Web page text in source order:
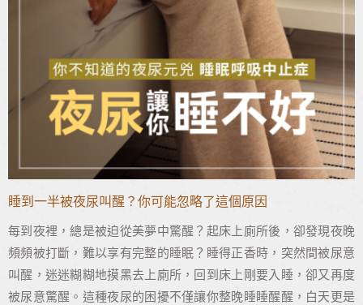
睡到一半被夜尿叫醒？你可能忽略了這個原因
每到夜裡，總是被迫從美夢中驚醒？起床上廁所後，卻發現夜晚
頻頻被打斷，難以享有完整的睡眠？睡得正香時，突然間被尿意
叫醒，迷迷糊糊地摸黑去上廁所，回到床上剛要入睡，卻又再度
被尿意驚醒。這種夜尿的困擾不僅讓你整晚睡睡醒醒，白天更是